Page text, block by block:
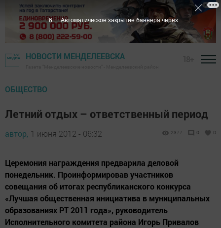
НОВОСТИ МЕНДЕЛЕЕВСКА
ОБЩЕСТВО
Летний отдых – ответственный период
автор, 1 июня 2012 - 06:32 2377 0 0
Церемония награждения предварила деловой
понедельник. Проинформировав участников
совещания об итогах республиканского конкурса
«Лучшая общественная инициатива в муниципальных
образованиях РТ 2011 года», руководитель
Исполнительного комитета района Игорь Привалов
5 Автоматическое закрытие баннера через